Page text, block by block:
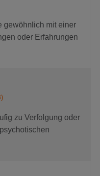
gewöhnlich mit einer
oder Erfahrungen
zu Verfolgung oder